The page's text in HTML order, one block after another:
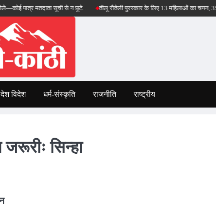
मतदाता सूची से न छूटे… तीलू रौतेली पुरस्कार के लिए 13 महिलाओं का चयन, 35 आंगनबाड़ी
देश विदेश धर्म-संस्कृति राजनीति राष्ट्रीय
सिन्हा